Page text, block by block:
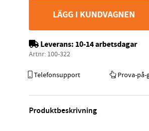
LÄGG I KUNDVAGNEN
Leverans: 10-14 arbetsdagar
Artnr: 100-322
Telefonsupport Prova-på-
Produktbeskrivning